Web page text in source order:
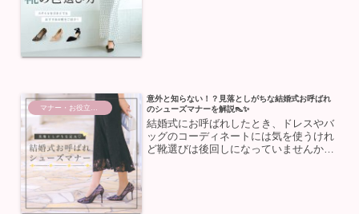
意外と知らない！？見落としがちな結婚式お呼ばれ
のシューズマナーを解説👠✨
結婚式にお呼ばれしたとき、ドレスやバ
ッグのコーディネートには気を使うけれ
ど靴選びは後回しになっていませんか？